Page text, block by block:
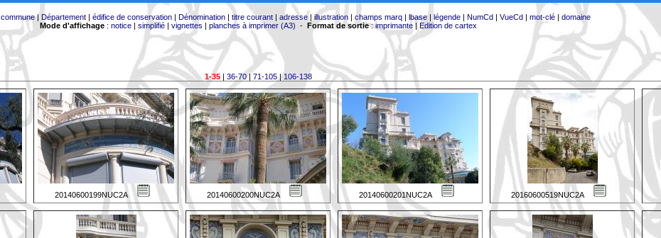
commune| Département| édifice de conservation| Dénomination| titre courant| adresse|illustration| champs marq| lbase| légende| NumCd| VueCd| mot-clé| domaine
Mode d'affichage: notice| simplifié| vignettes | planches à imprimer (A3) - Format de sortie:imprimante| Edition de cartex
1-35| 36-70| 71-105|106-138
20140600199NUC2A 20140600200NUC2A 20140600201NUC2A 20160600519NUC2A